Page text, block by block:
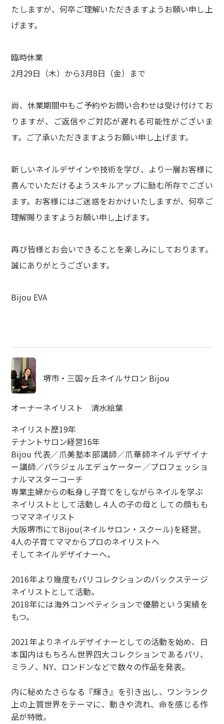
たしますが、何卒ご理解いただきますようお願い申し上
げます。
臨時休業
2月29日（木）から3月8日（金）まで
尚、休業期間中もご予約やお問い合わせは受け付けてお
りますが、ご返信やご対応が遅れる可能性がございま
す。ご了承いただきますようお願い申し上げます。
新しいネイルデザインや技術を学び、より一層お客様に
喜んでいただけるようスキルアップに励む所存でござい
ます。お客様にはご迷惑をおかけいたしますが、何卒ご
理解賜りますようお願い申し上げます。
再び皆様とお会いできることを楽しみにしております。
誠にありがとうございます。
Bijou EVA
堺市・三国ヶ丘ネイルサロン Bijou
オーナーネイリスト 清水絵葉
ネイリスト歴19年
テナントサロン経営16年
Bijou 代表／爪美塾本部講師／爪華師ネイルデザイナ
ー講師／パラジェルエデュケーター／プロフェッショ
ナルマスターコーチ
専業主婦からの転身し子育てをしながらネイルを学ぶ
ネイリストとして活動し４人の子の母としての顔もも
つママネイリスト
大阪堺市にてBijou(ネイルサロン・スクール)を経営。
4人の子育てママからプロのネイリストへ
そしてネイルデザイナーへ。
2016年より幾度もパリコレクションのバックステージ
ネイリストとして活動。
2018年には海外コンペティションで優勝という実績を
もつ。
2021年よりネイルデザイナーとしての活動を始め、日
本国内はもちろん世界四大コレクションであるパリ、
ミラノ、NY、ロンドンなどで数々の作品を発表。
内に秘めたさらなる『輝き』を引き出し、ワンランク
上の上質世界をテーマに、動きや流れ、命を感じる作
品が特徴。